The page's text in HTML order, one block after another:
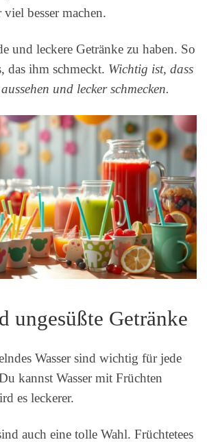
besser machen.
und leckere Getränke zu haben. So
das ihm schmeckt. Wichtig ist, dass
und lecker schmecken.
ungesüßte Getränke
Wasser sind wichtig für jede
kannst Wasser mit Früchten
es leckerer.
auch eine tolle Wahl. Früchtetees